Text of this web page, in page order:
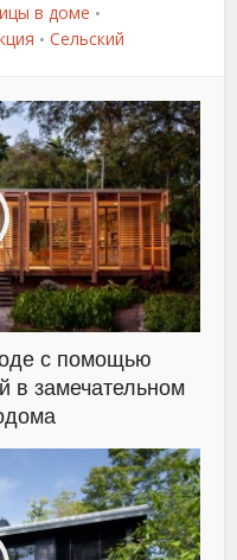
в доме •
• Сельский
с помощью
в замечательном